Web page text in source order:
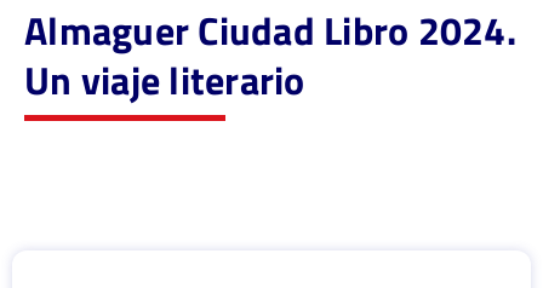
Almaguer Ciudad Libro 2024.
Un viaje literario